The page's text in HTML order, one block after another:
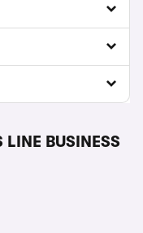
BUSINESS